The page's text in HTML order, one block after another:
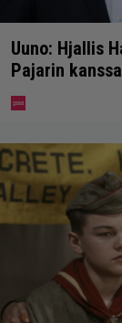
Uuno: Hjallis
Pajarin kanssa